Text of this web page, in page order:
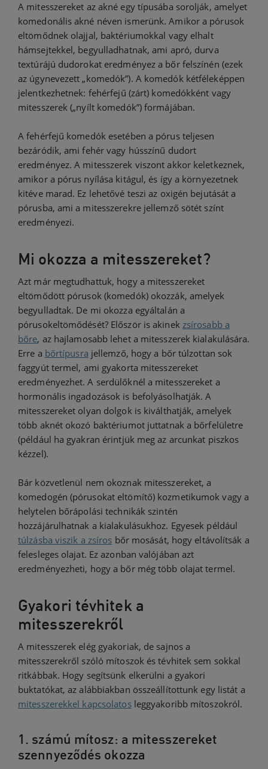
A mitesszereket az akné egy típusába sorolják, amelyet
komedonális akné néven ismerünk. Amikor a pórusok
eltömődnek olajjal, baktériumokkal vagy elhalt
hámsejtekkel, begyulladhatnak, ami apró, durva
textúrájú dudorokat eredményez a bőr felszínén (ezek
az úgynevezett „komedók”). A komedók kétféleképpen
jelentkezhetnek: fehérfejű (zárt) komedókként vagy
mitesszerek („nyílt komedók”) formájában.
A fehérfejű komedók esetében a pórus teljesen
bezáródik, ami fehér vagy hússzínű dudort
eredményez. A mitesszerek viszont akkor keletkeznek,
amikor a pórus nyílása kitágul, és így a környezetnek
kitéve marad. Ez lehetővé teszi az oxigén bejutását a
pórusba, ami a mitesszerekre jellemző sötét színt
eredményezi.
Mi okozza a mitesszereket?
Azt már megtudhattuk, hogy a mitesszereket
eltömődött pórusok (komedók) okozzák, amelyek
begyulladtak. De mi okozza egyáltalán a
pórusokeltömődését? Először is akinek zsírosabb a
bőre, az hajlamosabb lehet a mitesszerek kialakulására.
Erre a bőrtípusra jellemző, hogy a bőr túlzottan sok
faggyút termel, ami gyakorta mitesszereket
eredményezhet. A serdülőknél a mitesszereket a
hormonális ingadozások is befolyásolhatják. A
mitesszereket olyan dolgok is kiválthatják, amelyek
több aknét okozó baktériumot juttatnak a bőrfelületre
(például ha gyakran érintjük meg az arcunkat piszkos
kézzel).
Bár közvetlenül nem okoznak mitesszereket, a
komedogén (pórusokat eltömítő) kozmetikumok vagy a
helytelen bőrápolási technikák szintén
hozzájárulhatnak a kialakulásukhoz. Egyesek például
túlzásba viszik a zsíros bőr mosását, hogy eltávolítsák a
felesleges olajat. Ez azonban valójában azt
eredményezheti, hogy a bőr még több olajat termel.
Gyakori tévhitek a
mitesszerekről
A mitesszerek elég gyakoriak, de sajnos a
mitesszerekről szóló mítoszok és tévhitek sem sokkal
ritkábbak. Hogy segítsünk elkerülni a gyakori
buktatókat, az alábbiakban összeállítottunk egy listát a
mitesszerekkel kapcsolatosleggyakoribb mítoszokról.
1. számú mítosz: a mitesszereket
szennyeződés okozza